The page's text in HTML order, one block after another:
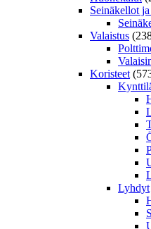
Seinäkellot
Valaistus
Koristeet
Lyhdyt